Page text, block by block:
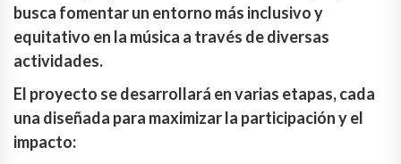
busca fomentar un entorno más inclusivo y
equitativo en la música a través de diversas
actividades.
El proyecto se desarrollará en varias etapas, cada
una diseñada para maximizar la participación y el
impacto: